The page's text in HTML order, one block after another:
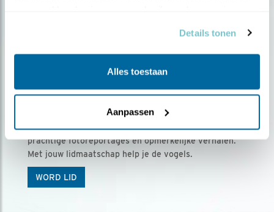
Details tonen
Alles toestaan
Aanpassen
Ontvang 5 x Vogels voor € 36,00 per jaar
Vogels is het tijdschrift voor onze leden, met
prachtige fotoreportages en opmerkelijke verhalen.
Met jouw lidmaatschap help je de vogels.
WORD LID